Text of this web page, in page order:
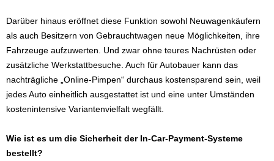
Darüber hinaus eröffnet diese Funktion sowohl Neuwagenkäufern
als auch Besitzern von Gebrauchtwagen neue Möglichkeiten, ihre
Fahrzeuge aufzuwerten. Und zwar ohne teures Nachrüsten oder
zusätzliche Werkstattbesuche. Auch für Autobauer kann das
nachträgliche „Online-Pimpen“ durchaus kostensparend sein, weil
jedes Auto einheitlich ausgestattet ist und eine unter Umständen
kostenintensive Variantenvielfalt wegfällt.
Wie ist es um die Sicherheit der In-Car-Payment-Systeme
bestellt?